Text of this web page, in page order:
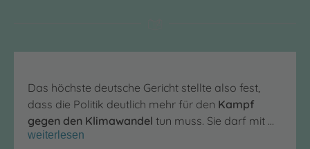
Das höchste deutsche Gericht stellte also fest,
dass die Politik deutlich mehr für den Kampf
gegen den Klimawandel tun muss. Sie darf mit …
weiterlesen